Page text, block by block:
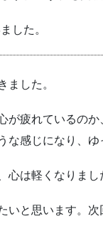
した。
ました。
が疲れているの
感じになり、ゆ
は軽くなりまし
と思います。次